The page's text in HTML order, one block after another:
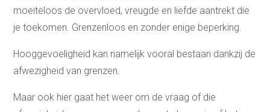
Leven in balans begint bij
jezelf
Spreken in het openbaar
Effectief communiceren
Interne communicatie
Communicatie in je
relatie
moeiteloos de overvloed, vreugde en liefde aantrekt die
je toekomen. Grenzenloos en zonder enige beperking.
Hooggevoeligheid kan namelijk vooral bestaan dankzij de
afwezigheid van grenzen.
Maar ook hier gaat het weer om de vraag of die